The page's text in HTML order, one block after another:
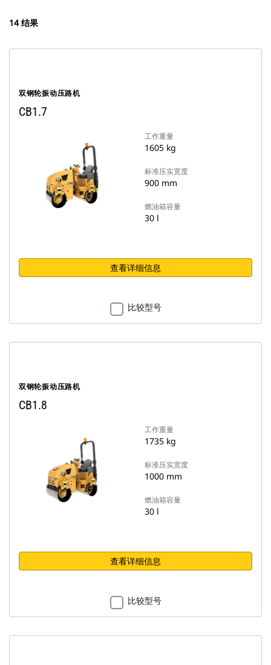
14 结果
双钢轮振动压路机
CB1.7
工作重量
1605 kg
标准压实宽度
900 mm
燃油箱容量
30 l
查看详细信息
比较型号
双钢轮振动压路机
CB1.8
工作重量
1735 kg
标准压实宽度
1000 mm
燃油箱容量
30 l
查看详细信息
比较型号